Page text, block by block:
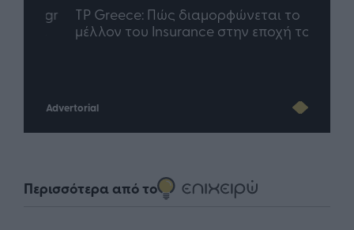
TP Greece: Πώς διαμορφώνεται το
μέλλον του Insurance στην εποχή του AI
Advertorial
Περισσότερα από το